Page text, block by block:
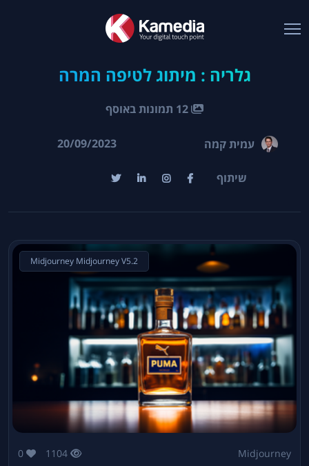
גלריה : מיתוג לטיפה המרה
עמית קמה 20/09/2023
שיתוף
Midjourney Midjourney V5.2
Midjourney
1104
0